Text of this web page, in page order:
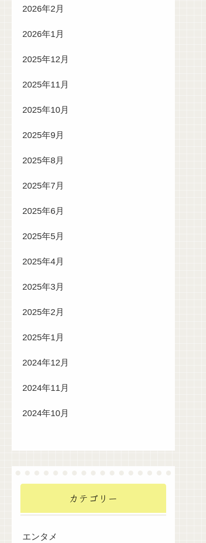
2026年2月
2026年1月
2025年12月
2025年11月
2025年10月
2025年9月
2025年8月
2025年7月
2025年6月
2025年5月
2025年4月
2025年3月
2025年2月
2025年1月
2024年12月
2024年11月
2024年10月
カテゴリー
エンタメ